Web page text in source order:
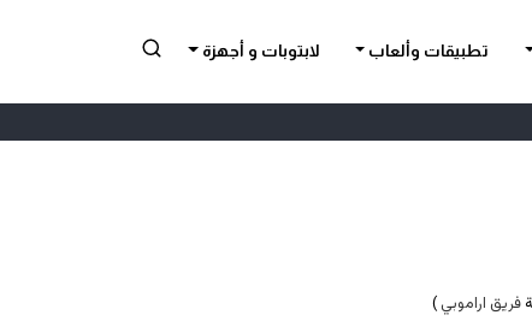
تطبيقات وألعاب لابتوبات و أجهزة
فريق اراموبي )